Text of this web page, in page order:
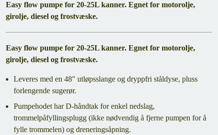
Easy flow pumpe for 20-25L kanner. Egnet for motorolje,
girolje, diesel og frostvæske.
Easy flow pumpe for 20-25L kanner. Egnet for motorolje,
girolje, diesel og frostvæske.
Leveres med en 48" utløpsslange og dryppfri ståldyse, pluss
forlengende sugerør.
Pumpehodet har D-håndtak for enkel nedslag,
trommelpåfyllingsplugg (ikke nødvendig å fjerne pumpen for å
fylle trommelen) og dreneringsåpning.